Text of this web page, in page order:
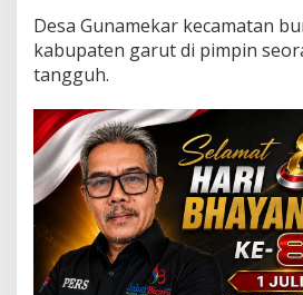
i
s
i
n
e
r
j
a
e
Desa Gunamekar kecamatan
kabupaten garut di pimpin
tangguh.